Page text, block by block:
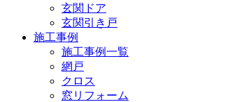
玄関ドア
玄関引き戸
施工事例
施工事例一覧
網戸
クロス
窓リフォーム